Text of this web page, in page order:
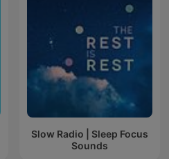
Slow Radio | Sleep Focus
Sounds